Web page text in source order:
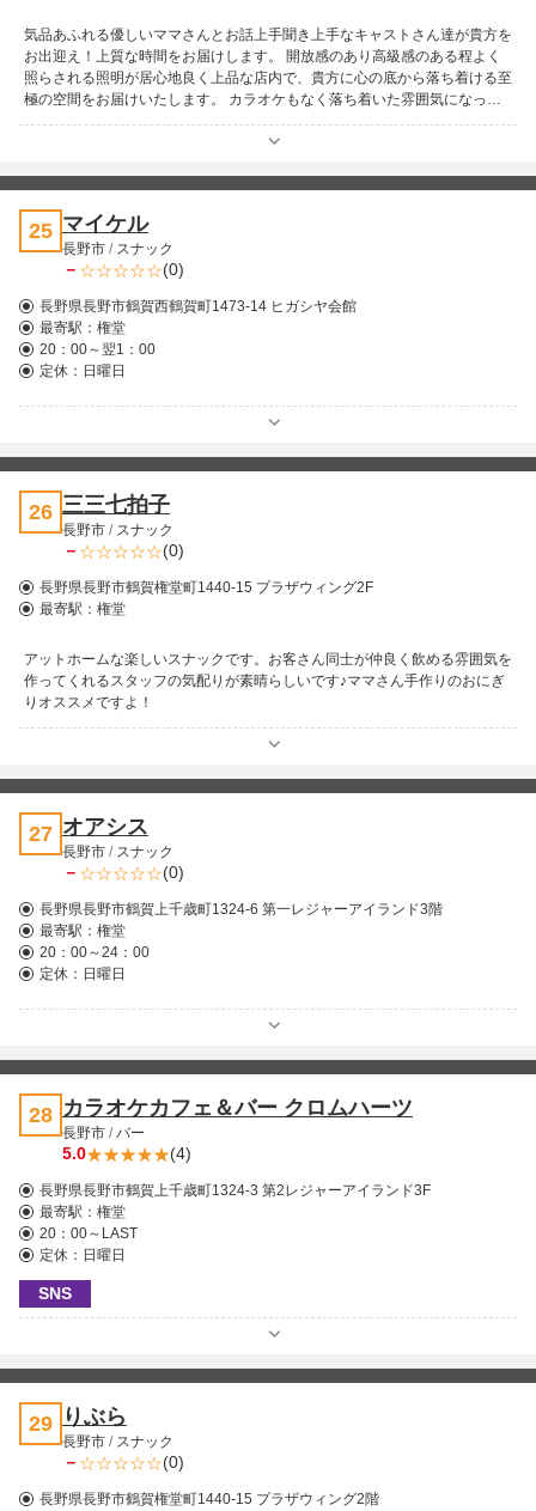
気品あふれる優しいママさんとお話上手聞き上手なキャストさん達が貴方を
お出迎え！上質な時間をお届けします。 開放感のあり高級感のある程よく
照らされる照明が居心地良く上品な店内で、貴方に心の底から落ち着ける至
極の空間をお届けいたします。 カラオケもなく落ち着いた雰囲気になって
ますので、お一人様で仕事終わりにしっぽり飲みたい方も、観光で来られた
団体様も大歓迎ですので、様々なシーンでご利用いただくことができます♪
25 マイケル
長野市 / スナック
－ (0)
長野県長野市鶴賀西鶴賀町1473-14 ヒガシヤ会館
最寄駅： 権堂
20：00～翌1：00
定休：日曜日
26 三三七拍子
長野市 / スナック
－ (0)
長野県長野市鶴賀権堂町1440-15 プラザウィング2F
最寄駅： 権堂
アットホームな楽しいスナックです。お客さん同士が仲良く飲める雰囲気を
作ってくれるスタッフの気配りが素晴らしいです♪ママさん手作りのおにぎ
りオススメですよ！
27 オアシス
長野市 / スナック
－ (0)
長野県長野市鶴賀上千歳町1324-6 第一レジャーアイランド3階
最寄駅： 権堂
20：00～24：00
定休：日曜日
28 カラオケカフェ＆バー クロムハーツ
長野市 /バー
5.0 (4)
長野県長野市鶴賀上千歳町1324-3 第2レジャーアイランド3F
最寄駅： 権堂
20：00～LAST
定休：日曜日
SNS
29 りぶら
長野市 / スナック
－ (0)
長野県長野市鶴賀権堂町1440-15 プラザウィング2階